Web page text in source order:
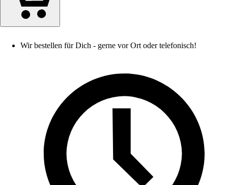
Wir bestellen für Dich - gerne vor Ort oder telefonisch!